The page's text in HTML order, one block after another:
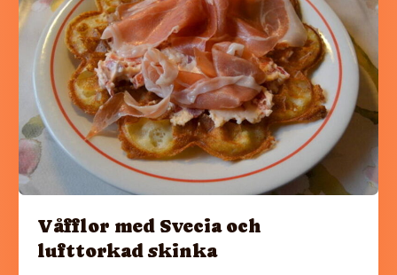
Våfflor med Svecia och
lufttorkad skinka